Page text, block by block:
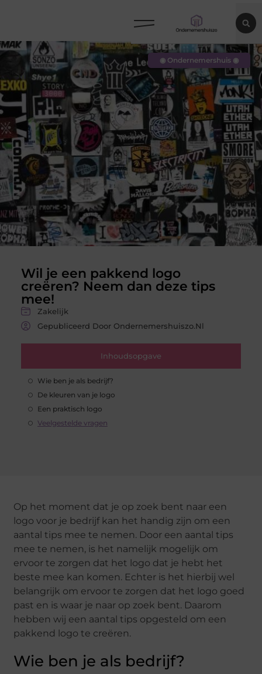
Wil je een pakkend logo
creëren? Neem dan deze tips
mee!
Zakelijk
Gepubliceerd Door Ondernemershuiszo.nl
Inhoudsopgave
Wie ben je als bedrijf?
De kleuren van je logo
Een praktisch logo
Veelgestelde vragen
◉ Ondernemershuis ◉
Op het moment dat je op zoek bent naar een
logo voor je bedrijf kan het handig zijn om een
aantal tips mee te nemen. Door een aantal tips
mee te nemen, is het namelijk mogelijk om
ervoor te zorgen dat het logo dat je hebt het
beste mee kan komen. Echter is het hierbij wel
belangrijk om ervoor te zorgen dat het logo goed
past en is waar je naar op zoek bent. Daarom
hebben wij een aantal tips opgesteld om een
pakkend logo te creëren.
Wie ben je als bedrijf?